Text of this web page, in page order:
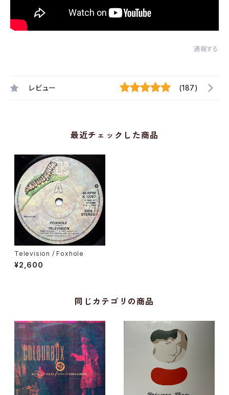
通報する
レビュー (187)
最近チェックした商品
Television / Foxhole
¥2,600
同じカテゴリの商品